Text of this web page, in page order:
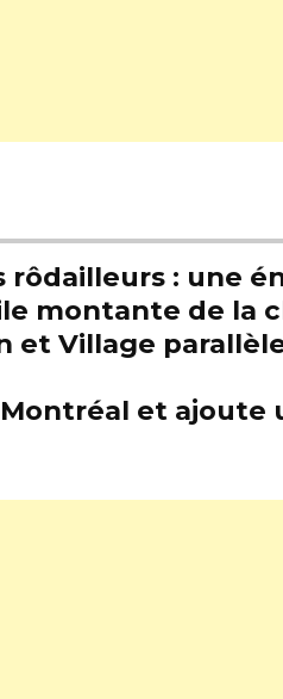
rôdailleurs : une
montante de la
et Village
et ajoute